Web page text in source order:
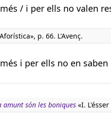
/ i per ells no valen
p. 66. L'Avenç.
i per ells no en saben
amunt són les boniques «I.